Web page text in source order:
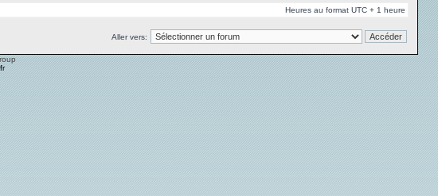
Heures au format UTC + 1 heure
Aller vers: